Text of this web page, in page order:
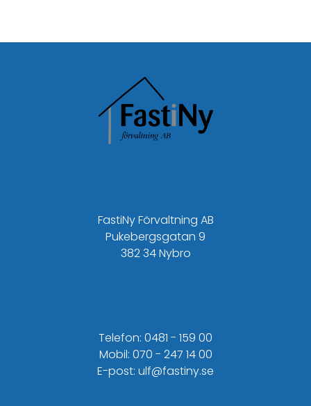
FastiNy Förvaltning AB
Pukebergsgatan 9
382 34 Nybro
Telefon: 0481 - 159 00
Mobil: 070 - 247 14 00
E-post: ulf@fastiny.se